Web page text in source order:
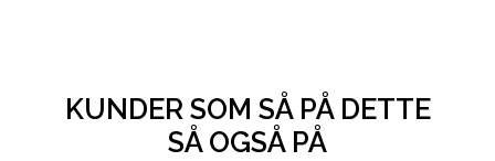
KUNDER SOM SÅ PÅ DETTE
SÅ OGSÅ PÅ